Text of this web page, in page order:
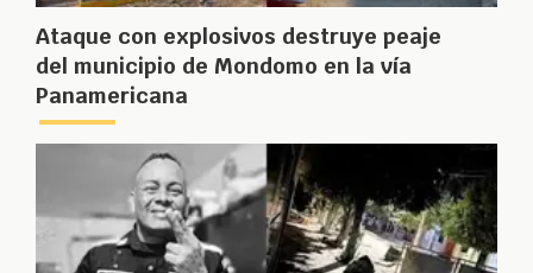
Ataque con explosivos destruye peaje
del municipio de Mondomo en la vía
Panamericana